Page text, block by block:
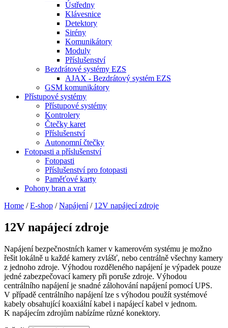
Ústředny
Klávesnice
Detektory
Sirény
Komunikátory
Moduly
Příslušenství
Bezdrátové systémy EZS
AJAX - Bezdrátový systém EZS
GSM komunikátory
Přístupové systémy
Přístupové systémy
Kontrolery
Čtečky karet
Příslušenství
Autonomní čtečky
Fotopasti a příslušenství
Fotopasti
Příslušenství pro fotopasti
Paměťové karty
Pohony bran a vrat
Home / E-shop / Napájení / 12V napájecí zdroje
12V napájecí zdroje
Napájení bezpečnostních kamer v kamerovém systému je možno
řešit lokálně u každé kamery zvlášť, nebo centrálně všechny kamery
z jednoho zdroje. Výhodou rozděleného napájení je výpadek pouze
jedné zabezpečovací kamery při poruše zdroje. Výhodou
centrálního napájení je snadné zálohování napájení pomocí UPS.
V případě centrálního napájení lze s výhodou použít systémové
kabely obsahující koaxiální kabel i napájecí kabel v jednom.
K napájecím zdrojům nabízíme různé konektory.